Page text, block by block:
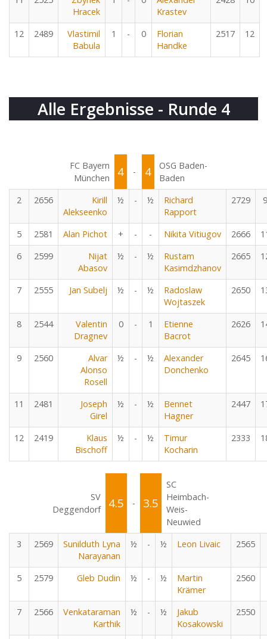
Hracek
Krastev
12 2489
Vlastimil
Babula
1 - 0
Florian
Handke
2517 12
Alle Ergebnisse - Runde 4
FC Bayern
München
4 - 4
OSG Baden-
Baden
2
2656
Kirill
Alekseenko
½ - ½
Richard
Rapport
2729 9
5 2581 Alan Pichot + - - Nikita Vitiugov 2666
6
2599
Nijat
Abasov
½ - ½
Rustam
Kasimdzhanov
2665
7 2555 Jan Subelj ½ - ½
Radoslaw
Wojtaszek
2650
8 2544
Valentin
Dragnev
0 - 1
Etienne
Bacrot
2626
9 2560
Alvar
Alonso
Rosell
½ - ½
Alexander
Donchenko
2645
11 2481
Joseph
Girel
½ - ½
Bennet
Hagner
2447
12 2419
Klaus
Bischoff
½ - ½
Timur
Kocharin
2333
SV
Deggendorf
4.5 - 3.5
SC
Heimbach-
Weis-
Neuwied
3
2569
Sunilduth Lyna
Narayanan
½ - ½ Leon Livaic 2565
5 2579 Gleb Dudin ½ - ½
Martin
Krämer
2560
7 2566
Venkataraman
Karthik
½ - ½
Jakub
Kosakowski
2550